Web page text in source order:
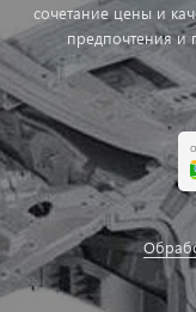
сочетание цены и
предпочтения и